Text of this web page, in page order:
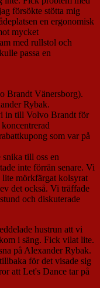
försökte stötta mig
en ergonomisk
mycket
med rullstol och
passa en
Brandt Vänersborg).
Rybak.
in till Volvo Brandt för
som var på
till oss en
inte förrän senare. Vi
mörkfärgat kolsyrat
det också. Vi träffade
och diskuterade
hustrun att vi
i säng. Fick vilat lite.
på Alexander Rybak.
för det visade sig
att Let's Dance tar på